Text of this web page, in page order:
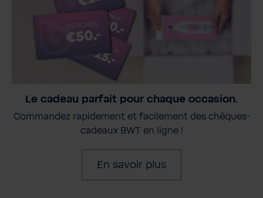
Le cadeau parfait pour chaque occasion.
Commandez rapidement et facilement des chèques-
cadeaux BWT en ligne !
En savoir plus